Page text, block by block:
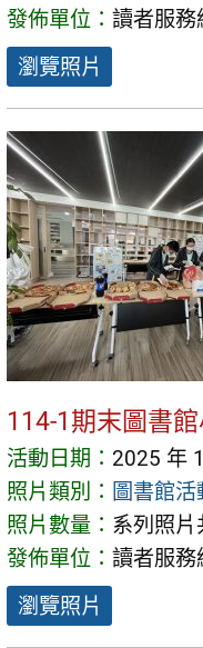
發佈單位： 讀者服務
瀏覽照片
114-1期末圖書
活動日期： 2025 年
照片類別： 圖書館活
照片數量： 系列照
發佈單位： 讀者服務
瀏覽照片